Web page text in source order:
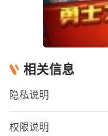
相关信息
隐私说明
权限说明